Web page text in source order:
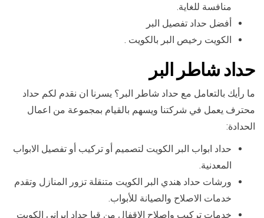
منافسة للغاية.
أفضل حداد تفصيل البر
الكويت رخيص البر بالكويت .
حداد شاطر البر
ما رأيك بالتعامل مع حداد شاطر البر؟ يسرنا ان نقدم لكم حداد
محترف يعمل في شركتنا ويسهم بالقيام بمجموعة من اعمال
الحدادة:
حداد ابواب البر الكويت لتصميم أو تركيب أو تفصيل الابواب
المعدنية.
ورشات حداد هندي البر الكويت متنقلة تزور المنازل وتقدم
خدمات الاصلاح والصيانة للأبواب.
خدمات تركيب واصلاح الاقفال من قبا حداد ايراني الكويت